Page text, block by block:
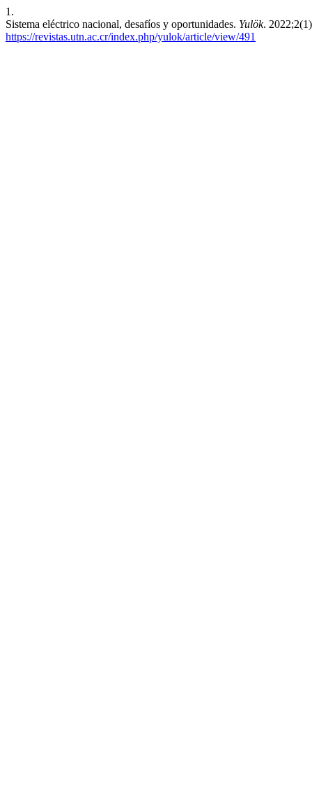
1.
Sistema eléctrico nacional, desafíos y oportunidades. Yulök.
https://revistas.utn.ac.cr/index.php/yulok/article/view/491